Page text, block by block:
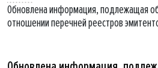
Обновлена информация, подлежащая
отношении перечней реестров